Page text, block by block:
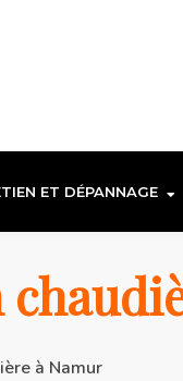
ET DÉPANNAGE
à Namur